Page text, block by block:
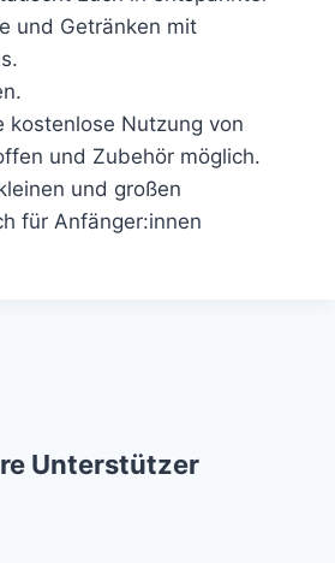
und Getränken mit
kostenlose Nutzung von
und Zubehör möglich.
und großen
für Anfänger:innen
Unterstützer